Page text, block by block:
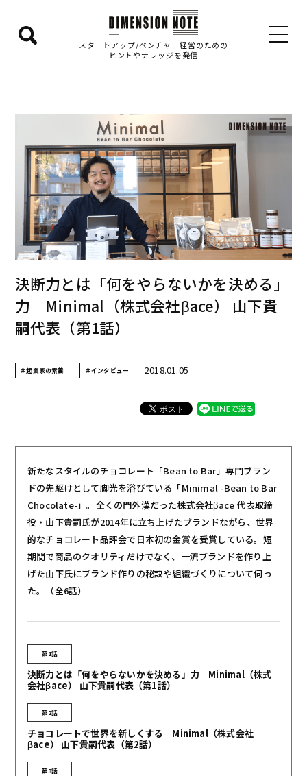
検
を
す
る
スタートアップ/ベンチャー経営のための
ヒントやナレッジを発信
決断力とは「何をやらないかを決める」
力 Minimal（株式会社βace） 山下貴
嗣代表（第1話）
＃起業家の素養 ＃インタビュー 2018.01.05
新たなスタイルのチョコレート「Bean to Bar」専門ブラン
ドの先駆けとして脚光を浴びている「Minimal -Bean to Bar
Chocolate-」。全くの門外漢だった株式会社βace 代表取締
役・山下貴嗣氏が2014年に立ち上げたブランドながら、世界
的なチョコレート品評会で日本初の金賞を受賞している。短
期間で商品のクオリティだけでなく、一流ブランドを作り上
げた山下氏にブランド作りの秘訣や組織づくりについて伺っ
た。（全6話）
第1話
決断力とは「何をやらないかを決める」力 Minimal（株式
会社βace） 山下貴嗣代表（第1話）
第2話
チョコレートで世界を新しくする Minimal（株式会社
βace） 山下貴嗣代表（第2話）
第3話